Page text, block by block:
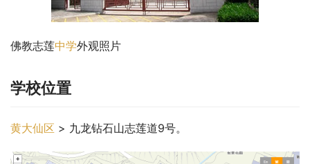
佛教志莲中学外观照片
学校位置
黄大仙区 > 九龙钻石山志莲道9号。